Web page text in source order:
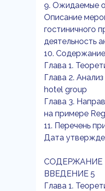
9. Ожидаемые
Описание
гостиничного
деятельность
10.
Глава 1.
Глава 2.
hotel group
Глава 3.
на примере
11. Перечень
Дата
СОДЕРЖАНИЕ
ВВЕДЕНИЕ 5
Глава 1.